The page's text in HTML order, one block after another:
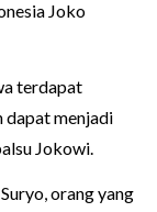
Joko
terdapat
dapat menjadi
Jokowi.
orang yang